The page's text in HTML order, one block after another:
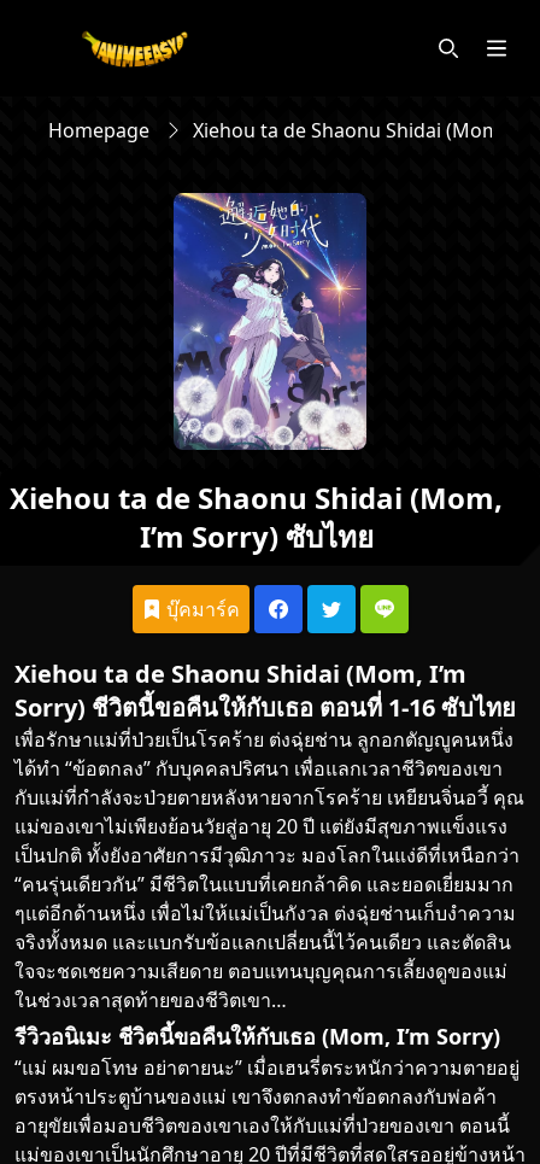
Homepage Xiehou ta de Shaonu Shidai (Mom,
Xiehou ta de Shaonu Shidai (Mom,
I’m Sorry) ซับไทย
บุ๊คมาร์ค
Xiehou ta de Shaonu Shidai (Mom, I’m
Sorry) ชีวิตนี้ขอคืนให้กับเธอ ตอนที่ 1-16 ซับไทย
เพื่อรักษาแม่ที่ป่วยเป็นโรคร้าย ต่งฉุ่ยช่าน ลูกอกตัญญูคนหนึ่ง
ได้ทำ “ข้อตกลง” กับบุคคลปริศนา เพื่อแลกเวลาชีวิตของเขา
กับแม่ที่กำลังจะป่วยตายหลังหายจากโรคร้าย เหยียนจิ่นอวี้ คุณ
แม่ของเขาไม่เพียงย้อนวัยสู่อายุ 20 ปี แต่ยังมีสุขภาพแข็งแรง
เป็นปกติ ทั้งยังอาศัยการมีวุฒิภาวะ มองโลกในแง่ดีที่เหนือกว่า
“คนรุ่นเดียวกัน” มีชีวิตในแบบที่เคยกล้าคิด และยอดเยี่ยมมาก
ๆแต่อีกด้านหนึ่ง เพื่อไม่ให้แม่เป็นกังวล ต่งฉุ่ยช่านเก็บงำความ
จริงทั้งหมด และแบกรับข้อแลกเปลี่ยนนี้ไว้คนเดียว และตัดสิน
ใจจะชดเชยความเสียดาย ตอบแทนบุญคุณการเลี้ยงดูของแม่
ในช่วงเวลาสุดท้ายของชีวิตเขา…
รีวิวอนิเมะ ชีวิตนี้ขอคืนให้กับเธอ (Mom, I’m Sorry)
“แม่ ผมขอโทษ อย่าตายนะ” เมื่อเฮนรี่ตระหนักว่าความตายอยู่
ตรงหน้าประตูบ้านของแม่ เขาจึงตกลงทำข้อตกลงกับพ่อค้า
อายุขัยเพื่อมอบชีวิตของเขาเองให้กับแม่ที่ป่วยของเขา ตอนนี้
แม่ของเขาเป็นนักศึกษาอายุ 20 ปีที่มีชีวิตที่สดใสรออยู่ข้างหน้า